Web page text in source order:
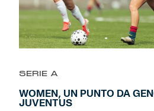
SERIE A
WOMEN, UN PUNTO DA
JUVENTUS